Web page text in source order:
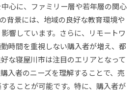
た売却テクニック
現した交渉術
ての心構えと準備
不動産会社との連携
ぶ、失敗を避けるヒント
を選ぶ不動産売却の利点とは
心に、ファミリー層や若年層の関心
背景には、地域の良好な教育環境や
響しています。さらに、リモートワ
時間を重視しない購入者が増え、都
な寝屋川市は注目のエリアとなって
入者のニーズを理解することで、売
ることが可能です。特に、購入者が